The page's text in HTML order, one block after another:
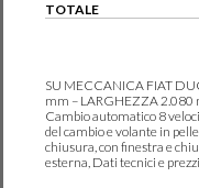
TOTALE
SU MECCANICA FIAT
mm – LARGHEZZA 2.080
Cambio automatico 8
del cambio e volante in
chiusura, con finestra e
esterna, Dati tecnici e